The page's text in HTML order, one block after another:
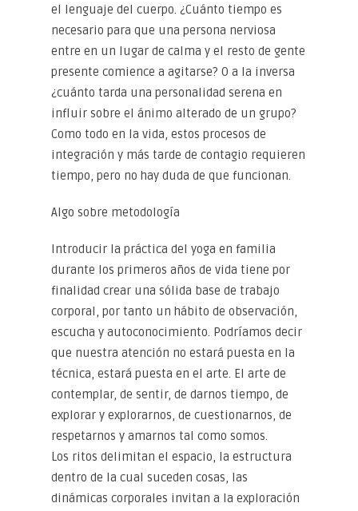
el lenguaje del cuerpo. ¿Cuánto tiempo es
necesario para que una persona nerviosa
entre en un lugar de calma y el resto de gente
presente comience a agitarse? O a la inversa
¿cuánto tarda una personalidad serena en
influir sobre el ánimo alterado de un grupo?
Como todo en la vida, estos procesos de
integración y más tarde de contagio requieren
tiempo, pero no hay duda de que funcionan.
Algo sobre metodología
Introducir la práctica del yoga en familia
durante los primeros años de vida tiene por
finalidad crear una sólida base de trabajo
corporal, por tanto un hábito de observación,
escucha y autoconocimiento. Podríamos decir
que nuestra atención no estará puesta en la
técnica, estará puesta en el arte. El arte de
contemplar, de sentir, de darnos tiempo, de
explorar y explorarnos, de cuestionarnos, de
respetarnos y amarnos tal como somos.
Los ritos delimitan el espacio, la estructura
dentro de la cual suceden cosas, las
dinámicas corporales invitan a la exploración